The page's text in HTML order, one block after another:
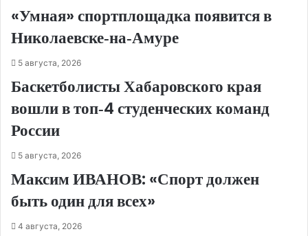
«Умная» спортплощадка появится в
Николаевске‑на‑Амуре
5 августа, 2026
Баскетболисты Хабаровского края
вошли в топ‑4 студенческих команд
России
5 августа, 2026
Максим ИВАНОВ: «Спорт должен
быть один для всех»
4 августа, 2026